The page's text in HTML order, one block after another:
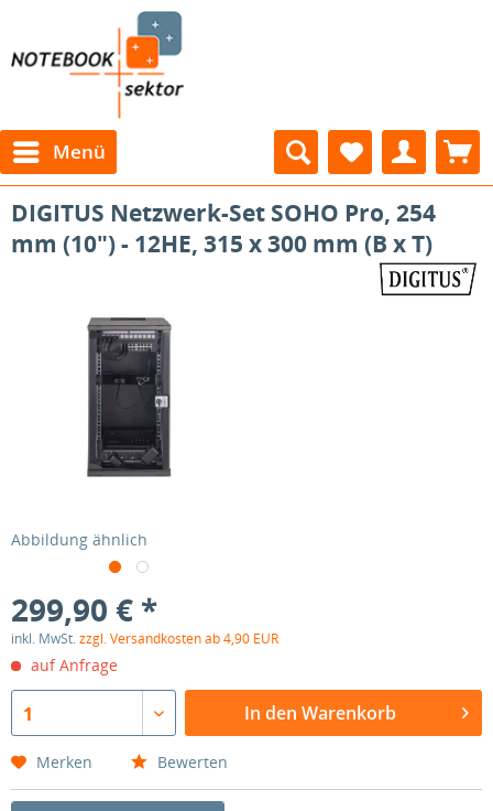
Menü
DIGITUS Netzwerk-Set SOHO Pro, 254
mm (10") - 12HE, 315 x 300 mm (B x T)
Abbildung ähnlich
299,90 € *
inkl. MwSt.zzgl. Versandkosten ab 4,90 EUR
auf Anfrage
1 In den Warenkorb
Merken Bewerten